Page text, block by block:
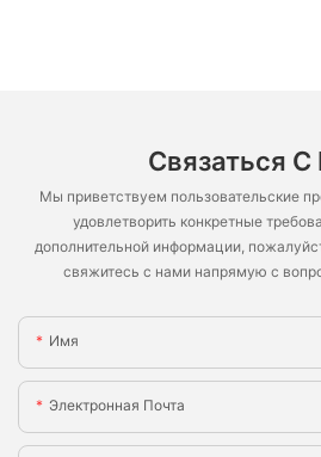
Связаться
Мы приветствуем пользовательские
удовлетворить конкретные
дополнительной информации,
свяжитесь с нами напрямую с
Имя
Электронная Почта